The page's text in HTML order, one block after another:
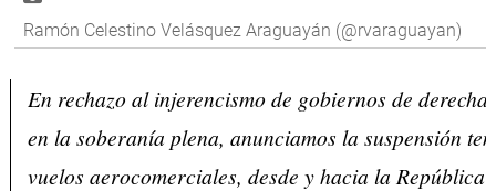
Ramón Celestino Velásquez Araguayán (@rvaraguayan)
En rechazo al injerencismo de gobiernos de derecha
en la soberanía plena, anunciamos la suspensión
vuelos aerocomerciales, desde y hacia la